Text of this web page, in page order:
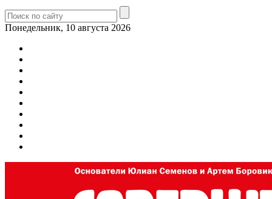
Понедельник, 10 августа 2026